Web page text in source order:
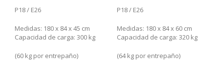
P18 / E26
Medidas: 180 x 84 x 45 cm
Capacidad de carga: 300 kg
(60 kg por entrepaño)
P18 / E26
Medidas: 180 x 84 x 60 cm
Capacidad de carga: 320 kg
(64 kg por entrepaño)